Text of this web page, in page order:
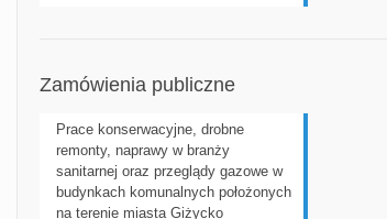
Zamówienia publiczne
Prace konserwacyjne, drobne
remonty, naprawy w branży
sanitarnej oraz przeglądy gazowe w
budynkach komunalnych położonych
na terenie miasta Giżycko